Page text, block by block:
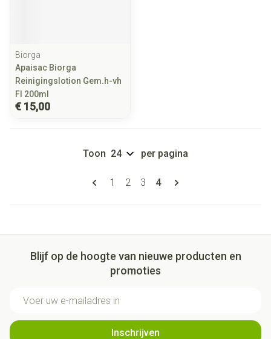
Biorga
Apaisac Biorga
Reinigingslotion Gem.h-vh
Fl 200ml
€ 15,00
Pagina's
Pagina
1 Pagina
2 Pagina
3 U lees momenteel pagina
4
Toon per pagina
Blijf op de hoogte van nieuwe producten en
promoties
Inschrijven